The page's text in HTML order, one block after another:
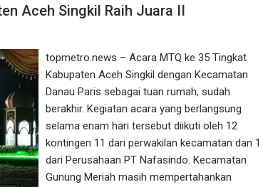
Aceh Singkil Raih Juara II
topmetro.news – Acara MTQ ke 35 Tingkat
Kabupaten Aceh Singkil dengan Kecamatan
Danau Paris sebagai tuan rumah, sudah
berakhir. Kegiatan acara yang berlangsung
selama enam hari tersebut diikuti oleh 12
kontingen 11 dari perwakilan kecamatan dan 1
dari Perusahaan PT Nafasindo. Kecamatan
Gunung Meriah masih mempertahankan